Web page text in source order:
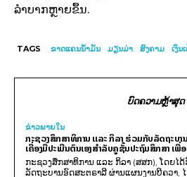
ລຳບາກຫຼາຍຂຶ້ນ.
TAGS ຂາດແຄນນ້ຳມັນ ມຽນມ່າ ສົງຄາມ ເງິນ
ບົດຄວາມຫຼ້າສຸດ
ຂ່າວພາຍ​ໃນ
ກະຊວງສຶກສາທິການ ແລະ ກິລາ ຮ່ວມກັບລັດຖະບາ
ເຄື່ອງມືປະເມີນຕົນເອງສຳລັບຄູຊັ້ນປະຖົມສຶກສາ ເພື່
ກະຊວງສຶກສາທິການ ແລະ ກິລາ (ສສກ), ໂດຍ
ລັດຖະບານອົດສະຕຣາລີ ຜ່ານແຜນງານບີຄວາ,